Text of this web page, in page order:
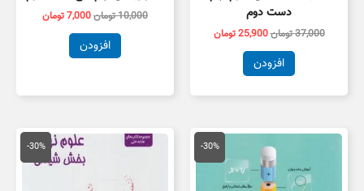
دست دوم
37,000تومان25,900تومان
افزودن
10,000تومان7,000تومان
افزودن
-30%
قیمت
اصلی
28,000 تومان
بود.
قیمت
فعلی
-30%
قیمت
اصلی
23,000 تومان
قیمت
فعلی